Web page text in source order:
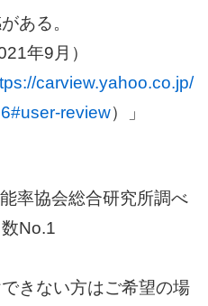
ある。
年9月）
carview.yahoo.co.jp/
review）」
率協会総合研究所調べ
No.1
きない方はご希望の場